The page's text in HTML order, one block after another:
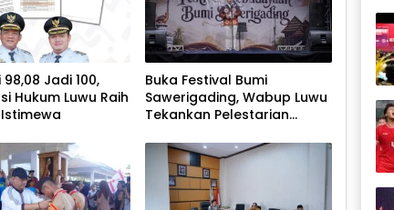
Jadi 100,
Hukum Luwu Raih
Buka Festival Bumi
Sawerigading, Wabup Luwu
Tekankan Pelestarian